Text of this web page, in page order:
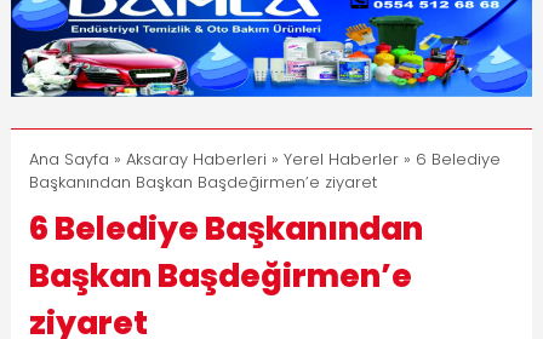
13:33 Taşımacılıkta Dijital Devrim: Rota Sepetim
17:15
Aksaray OSB Bölge Müdürü Makam Koltuğunu
Çocuklara Bıraktı
16:00
Aksaray Esnaf Rehberi ile Google ve Yapay Zeka
Aramalarında Öne Çıkın
Ana Sayfa » Aksaray Haberleri » Yerel Haberler» 6 Belediye
Başkanından Başkan Başdeğirmen’e ziyaret
6 Belediye Başkanından
Başkan Başdeğirmen’e
ziyaret